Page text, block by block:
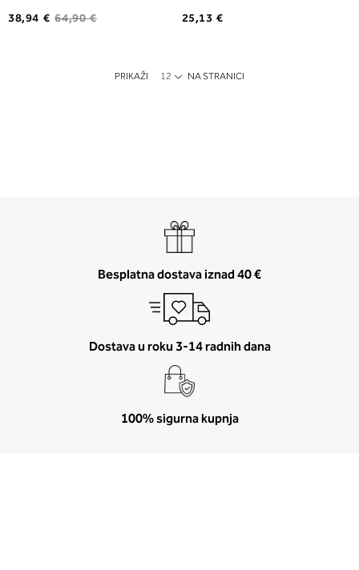
38,94 € 64,90 €
25,13 €
PRIKAŽI NA STRANICI
Besplatna dostava iznad 40 €
Dostava u roku 3-14 radnih dana
100% sigurna kupnja